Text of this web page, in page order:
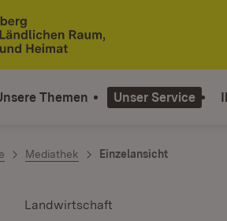
Themen Unser Service
Mediathek Einzelansicht
Landwirtschaft